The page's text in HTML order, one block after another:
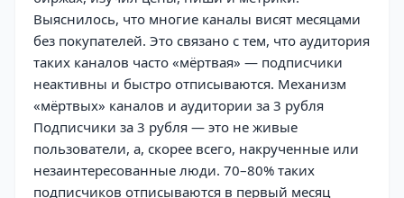
Выяснилось, что многие каналы висят месяцами
без покупателей. Это связано с тем, что аудитория
таких каналов часто «мёртвая» — подписчики
неактивны и быстро отписываются. Механизм
«мёртвых» каналов и аудитории за 3 рубля
Подписчики за 3 рубля — это не живые
пользователи, а, скорее всего, накрученные или
незаинтересованные люди. 70–80% таких
подписчиков отписываются в первый месяц